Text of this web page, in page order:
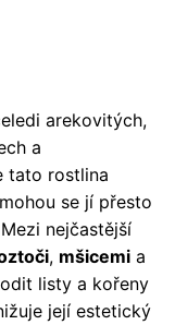
arekovitých,
a
tato rostlina
se jí přesto
nejčastější
, mšicemi a
listy a kořeny
její estetický